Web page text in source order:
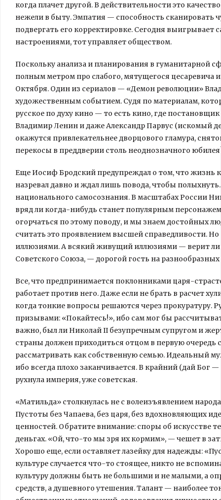
когда плачет другой. В действительности это
нежели в быту. Эмпатия — способность сканировать
подвергать его корректировке. Сегодня
настроениями, тот управляет обществом.
Поскольку анализа и планирования в гуманитарной
полным метром про слабого, мятущегося цесаревича
Октября. Один из сериалов — «Демон революции»
художественным событием. Судя по материалам,
русское по духу кино — то есть кино, где
Владимир Ленин и даже Александр Парвус (искомый
окажутся привлекательнее дворцового гламура,
перекосы в преддверии столь неоднозначного
Еще Иосиф Бродский предупреждал о том, что жизнь
назревал давно и ждал лишь повода, чтобы
национального самосознания. В масштабах России
вряд ли когда-нибудь станет популярным
огорчаться по этому поводу, и мы знаем достойных
считать это проявлением высшей справедливости.
иллюзиями. А всякий живущий иллюзиями — верит ли
Советского Союза, — дорогой гость на
Все, что предпринимается поклонниками царя-
работает против него. Даже если не брать в расчет
когда тонкие вопросы решаются через прокуратуру.
призывами: «Покайтесь!», ибо сам мог бы
важно, был ли Николай II безупречным супругом и
страны должен приходиться отцом в первую
рассматривать как собственную семью. Идеальный
ибо всегда плохо заканчивается. В крайний (дай
рухнула империя, уже советская.
«Матильда» столкнулась не с волеизъявлением
Пустоты без Чапаева, без царя, без вдохновляющих
ценностей. Обратите внимание: споры об искусстве
деньгах. «Ой, что-то мы зря их кормим», — чешет в
Хорошо еще, если оставляет лазейку для надежды:
культуре случается что-то стоящее, никто не
культуру должны быть не большими и не малыми, а
средств, а душевного утешения. Талант — наиболее